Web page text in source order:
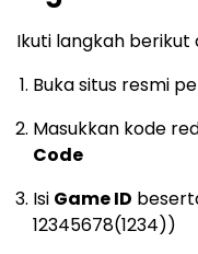
Ikuti langkah berikut
Buka situs resmi
Masukkan kode
Code
Isi Game ID
12345678(1234))